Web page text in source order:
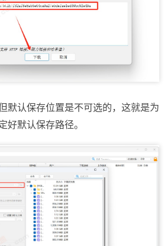
默认保存位置是不可选的，这就是为
好默认保存路径。